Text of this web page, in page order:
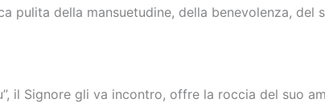
pulita della mansuetudine, della benevolenza,
il Signore gli va incontro, offre la roccia del suo